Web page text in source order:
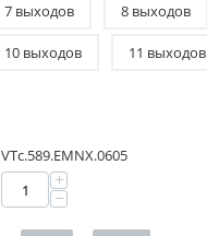
7 выходов 8 выходов
10 выходов 11 выходов
VTc.589.EMNX.0605
+
−